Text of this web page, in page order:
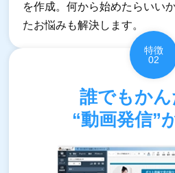
を作成。何から始めたらいい
たお悩みも解決します。
特徴
02
誰でもか
“動画発信”